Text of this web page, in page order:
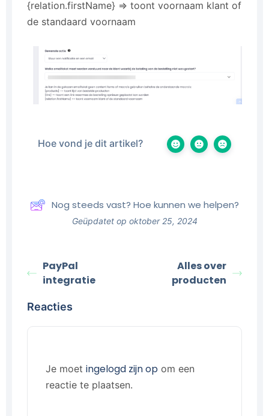
{relation.firstName} => toont voornaam klant of
de standaard voornaam
Hoe vond je dit artikel?
Nog steeds vast? Hoe kunnen we helpen?
Geüpdatet op oktober 25, 2024
PayPal
integratie
Alles over
producten
Reacties
Je moet ingelogd zijn op om een
reactie te plaatsen.